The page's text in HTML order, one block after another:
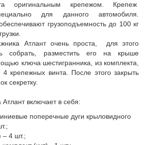
оригинальным крепежом. Крепеж
для данного автомобиля.
грузоподъемность до 100 кг
Атлант очень проста, для этого
собрать, разместить его на крыше
ключа шестигранника, из комплекта,
4 крепежных винта. После этого закрыть
секретку.
Атлант включает в себя:
поперечные дуги крыловидного
4 шт.;